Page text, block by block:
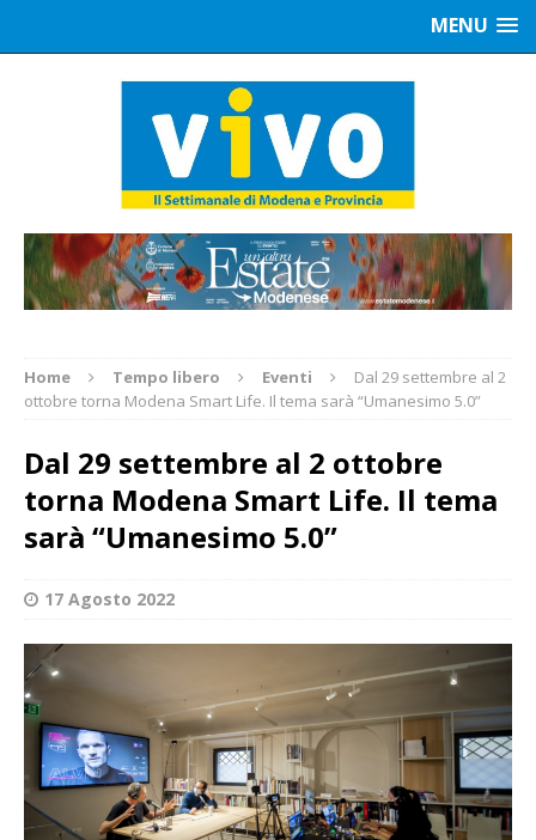
MENU
Home Tempo libero Eventi
Dal 29 settembre al 2
ottobre torna Modena Smart Life. Il tema sarà “Umanesimo 5.0”
Dal 29 settembre al 2 ottobre
torna Modena Smart Life. Il tema
sarà “Umanesimo 5.0”
17 Agosto 2022